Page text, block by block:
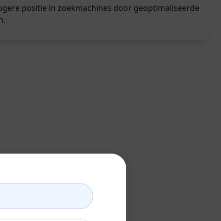
positie in zoekmachines door geoptimaliseerde